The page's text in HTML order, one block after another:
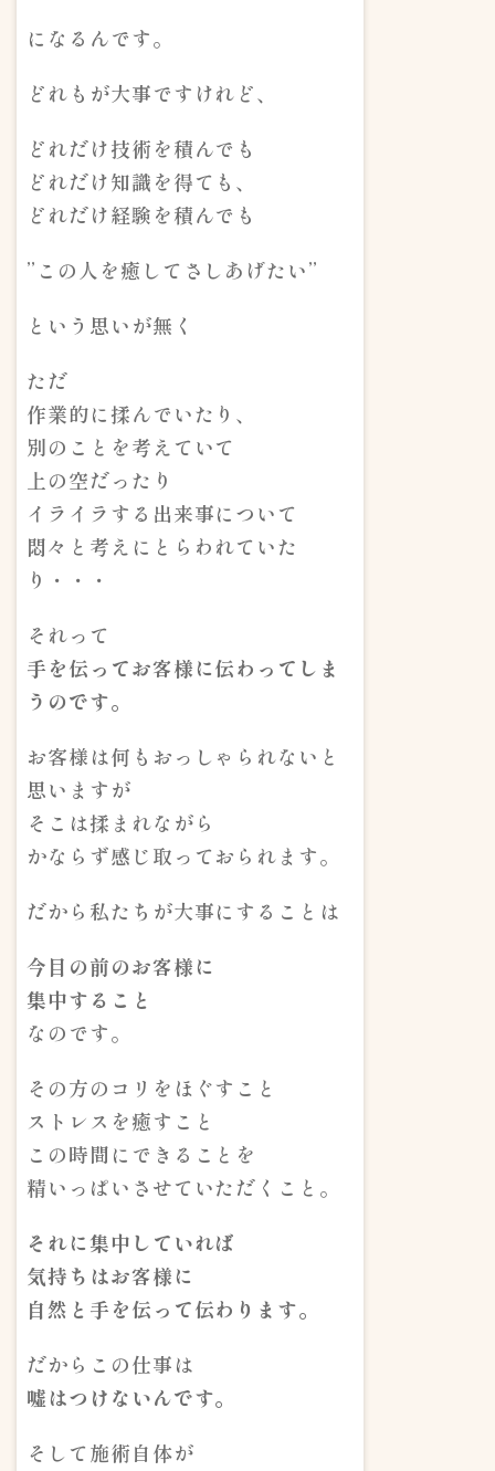
になるんです。
どれもが大事ですけれど、
どれだけ技術を積んでも
どれだけ知識を得ても、
どれだけ経験を積んでも
”この人を癒してさしあげたい”
という思いが無く
ただ
作業的に揉んでいたり、
別のことを考えていて
上の空だったり
イライラする出来事について
悶々と考えにとらわれていた
り・・・
それって
手を伝ってお客様に伝わってしま
うのです。
お客様は何もおっしゃられないと
思いますが
そこは揉まれながら
かならず感じ取っておられます。
だから私たちが大事にすることは
今目の前のお客様に
集中すること
なのです。
その方のコリをほぐすこと
ストレスを癒すこと
この時間にできることを
精いっぱいさせていただくこと。
それに集中していれば
気持ちはお客様に
自然と手を伝って伝わります。
だからこの仕事は
嘘はつけないんです。
そして施術自体が